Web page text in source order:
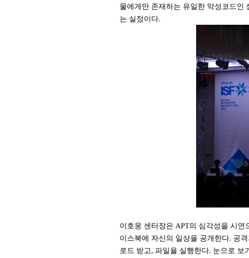
물에게만 존재하는 유일한 악성코드인
는 실정이다.
이호웅 센터장은 APT의 심각성을 시연
이스북에 자신의 일상을 공개한다. 공
로드 받고, 파일을 실행한다. 눈으로 보